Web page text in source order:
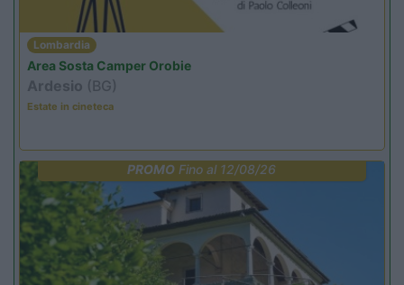
Lombardia
Area Sosta Camper Orobie
Ardesio (BG)
Estate in cineteca
PROMO Fino al 12/08/26